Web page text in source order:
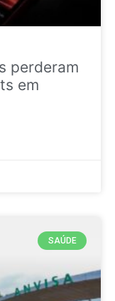
perderam
em
SAÚDE